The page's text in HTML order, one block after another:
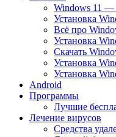
Windows 11 —
Установка
Всё про
Установка
Скачать
Установка
Установка
Android
Программы
Лучшие
Лечение вирусов
Средства